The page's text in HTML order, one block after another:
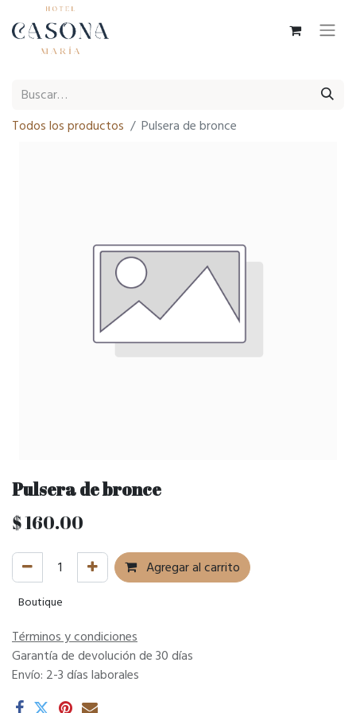
Todos los productos Pulsera de bronce
Pulsera de bronce
$160.00
Agregar al carrito
Boutique
Términos y condiciones
Garantía de devolución de 30 días
Envío: 2-3 días laborales